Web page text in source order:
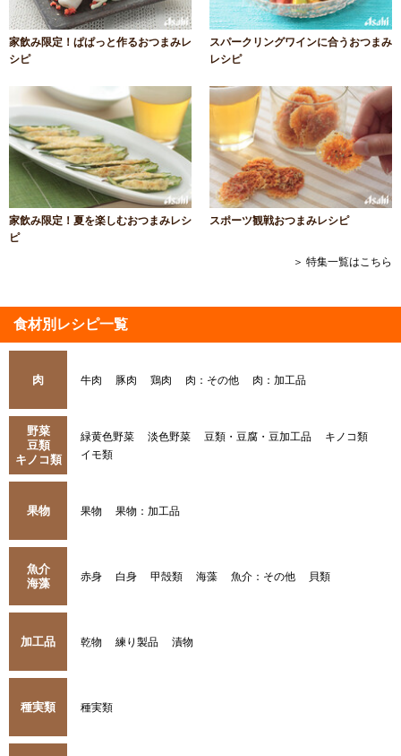
家飲み限定！ぱぱっと作るおつまみレ
シピ
スパークリングワインに合うおつまみ
レシピ
家飲み限定！夏を楽しむおつまみレシ
ピ
スポーツ観戦おつまみレシピ
＞ 特集一覧はこちら
食材別レシピ一覧
肉 牛肉 豚肉 鶏肉 肉：その他 肉：加工品
野菜
豆類
キノコ類
緑黄色野菜 淡色野菜 豆類・豆腐・豆加工品
キノコ類
イモ類
果物 果物 果物：加工品
魚介
海藻
赤身 白身 甲殻類 海藻 魚介：その他 貝類
加工品 乾物 練り製品 漬物
種実類 種実類